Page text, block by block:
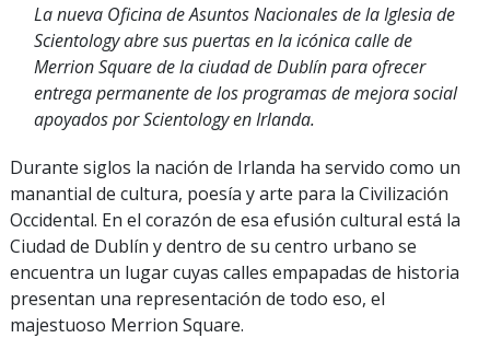
La nueva Oficina de Asuntos Nacionales de la Iglesia de
Scientology abre sus puertas en la icónica calle de
Merrion Square de la ciudad de Dublín para ofrecer
entrega permanente de los programas de mejora social
apoyados por Scientology en Irlanda.
Durante siglos la nación de Irlanda ha servido como un
manantial de cultura, poesía y arte para la Civilización
Occidental. En el corazón de esa efusión cultural está la
Ciudad de Dublín y dentro de su centro urbano se
encuentra un lugar cuyas calles empapadas de historia
presentan una representación de todo eso, el
majestuoso Merrion Square.